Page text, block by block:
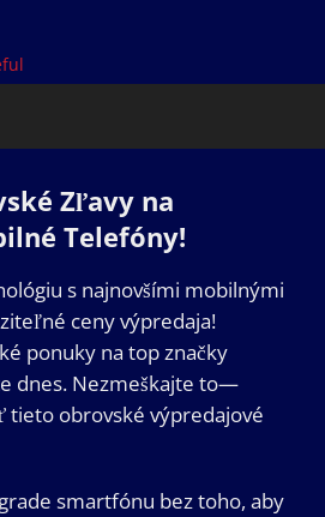
Zľavy na
Telefóny!
s najnovšími mobilnými
ceny výpredaja!
ponuky na top značky
dnes. Nezmeškajte to—
tieto obrovské výpredajové
smartfónu bez toho, aby